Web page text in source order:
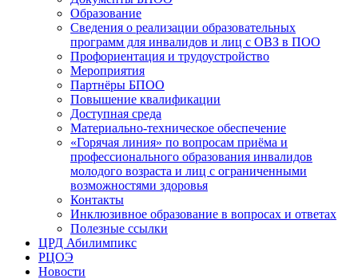
Образование
Сведения о реализации образовательных
программ для инвалидов и лиц с ОВЗ в ПОО
Профориентация и трудоустройство
Мероприятия
Партнёры БПОО
Повышение квалификации
Доступная среда
Материально-техническое обеспечение
«Горячая линия» по вопросам приёма и
профессионального образования инвалидов
молодого возраста и лиц с ограниченными
возможностями здоровья
Контакты
Инклюзивное образование в вопросах и ответах
Полезные ссылки
ЦРД Абилимпикс
РЦОЭ
Новости